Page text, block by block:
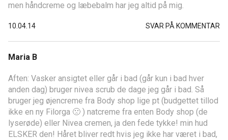
men håndcreme og læbebalm har jeg altid på mig.
10.04.14 SVAR PÅ KOMMENTAR
Maria B
Aften: Vasker ansigtet eller går i bad (går kun i bad hver
anden dag) bruger nivea scrub de dage jeg går i bad. Så
bruger jeg øjencreme fra Body shop lige pt (budgettet tillod
ikke en ny Filorga 🙁 ) natcreme fra enten Body shop (de
lyserøde) eller Nivea cremen, ja den fede tykke! min hud
ELSKER den! Håret bliver redt hvis jeg ikke har været i bad,